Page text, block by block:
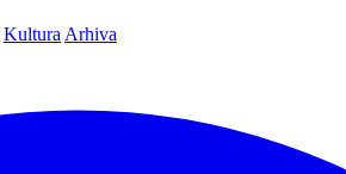
Kultura Arhiva